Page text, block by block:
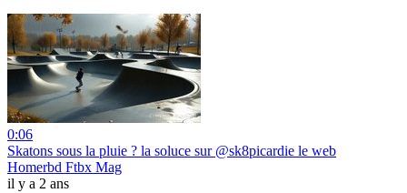
0:06
Skatons sous la pluie ? la soluce sur @sk8picardie le web
Homerbd Ftbx Mag
il y a 2 ans